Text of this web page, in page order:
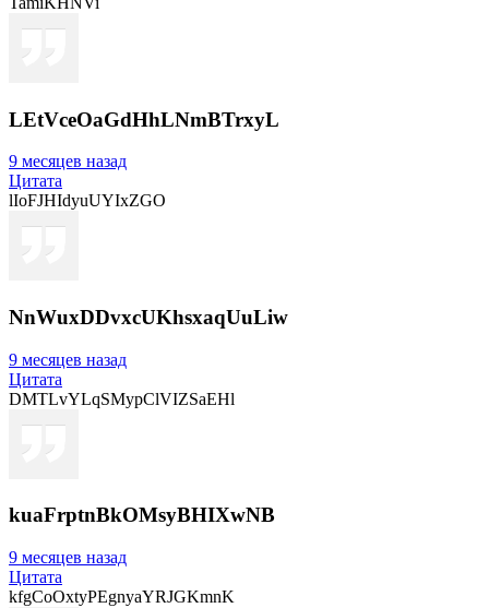
LEtVceOaGdHhLNmBTrxyL
9 месяцев назад
Цитата
lIoFJHIdyuUYIxZGO
NnWuxDDvxcUKhsxaqUuLiw
9 месяцев назад
Цитата
DMTLvYLqSMypClVIZSaEHl
kuaFrptnBkOMsyBHIXwNB
9 месяцев назад
Цитата
kfgCoOxtyPEgnyaYRJGKmnK